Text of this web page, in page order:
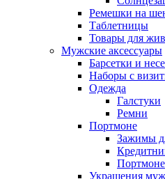
Ремешки на
Таблетницы
Товары для
Мужские аксессуары
Барсетки и
Наборы с
Одежда
Галстуки
Ремни
Портмоне
Зажимы
Портмоне
Украшения